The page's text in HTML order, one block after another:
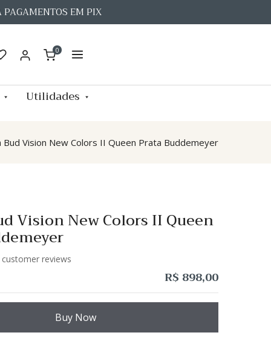
EM PIX
0
Utilidades
Bud Vision New Colors II Queen Prata Buddemeyer
Vision New Colors II Queen
customer reviews
R$ 898,00
Buy Now